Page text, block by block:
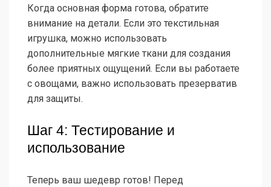
Когда основная форма готова, обратите
внимание на детали. Если это текстильная
игрушка, можно использовать
дополнительные мягкие ткани для создания
более приятных ощущений. Если вы работаете
с овощами, важно использовать презерватив
для защиты.
Шаг 4: Тестирование и
использование
Теперь ваш шедевр готов! Перед